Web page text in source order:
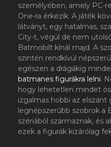
személyében, amely PC-
One-ra érkezik. A játék
látványt, egy hatalmas,
City-t, végül de nem
Batmobilt kínál majd. A
szintén rendkívül
egészen a drágákig
batmanes figurákra lelni.
hogy lehetetlen mindet
izgalmas hobbi az elszánt
legnépszerűbb szobrok a
szériából származnak, és
ezek a figurák kizárólag